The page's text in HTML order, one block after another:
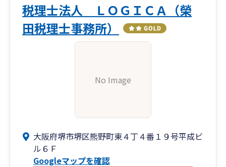
税理士法人 ＬＯＧＩＣＡ（榮
田税理士事務所）
No Image
大阪府堺市堺区熊野町東４丁４番１９号平成ビ
ル６Ｆ
Googleマップを確認